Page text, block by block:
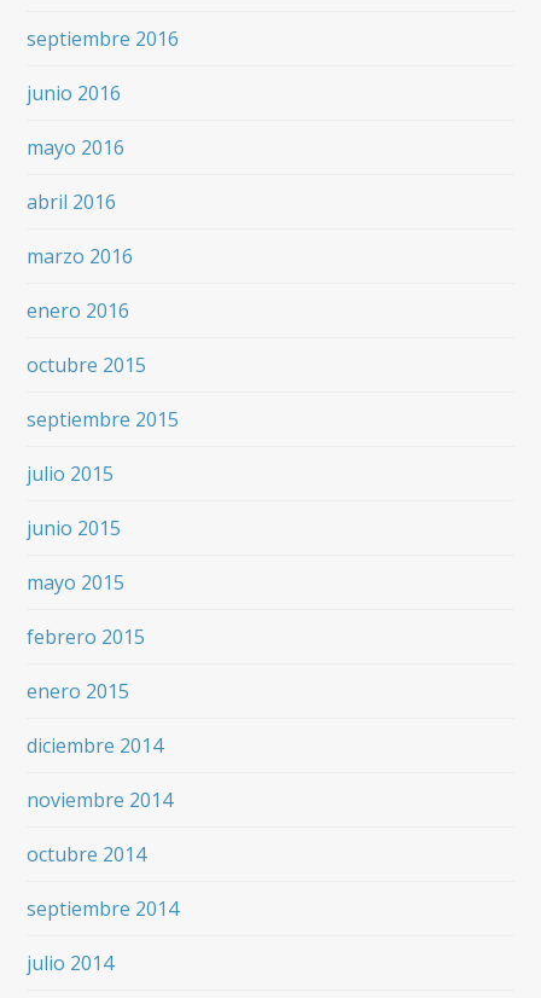
septiembre 2016
junio 2016
mayo 2016
abril 2016
marzo 2016
enero 2016
octubre 2015
septiembre 2015
julio 2015
junio 2015
mayo 2015
febrero 2015
enero 2015
diciembre 2014
noviembre 2014
octubre 2014
septiembre 2014
julio 2014